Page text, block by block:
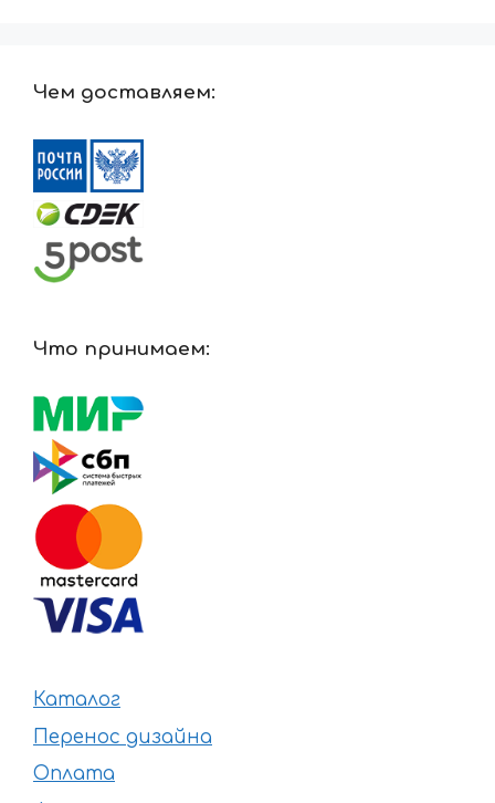
Чем доставляем:
Что принимаем:
Каталог
Перенос дизайна
Оплата